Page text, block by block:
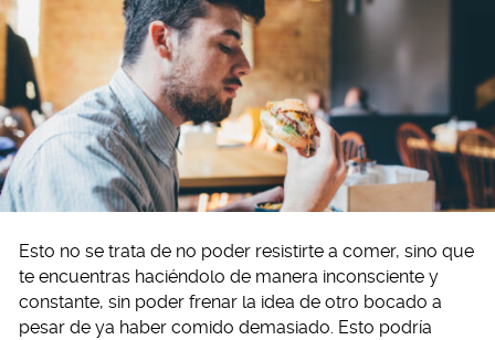
Esto no se trata de no poder resistirte a comer, sino que
te encuentras haciéndolo de manera inconsciente y
constante, sin poder frenar la idea de otro bocado a
pesar de ya haber comido demasiado. Esto podría